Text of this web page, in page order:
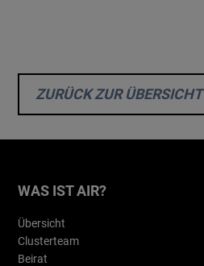
ZURÜCK ZUR ÜBERSICHT
WAS IST AIR?
Übersicht
Clusterteam
Beirat